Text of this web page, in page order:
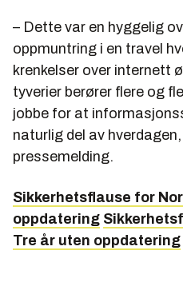
– Dette var en hyggelig
oppmuntring i en travel
krenkelser over internett
tyverier berører flere og
jobbe for at
naturlig del av
pressemelding.
Sikkerhetsflause for
oppdatering
Tre år uten oppdatering